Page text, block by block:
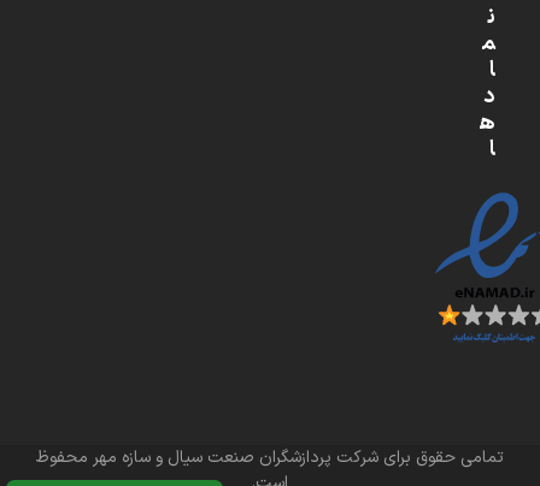
ن
م
ا
د
ه
ا
تمامی حقوق برای شرکت پردازشگران صنعت سیال و سازه مهر محفوظ